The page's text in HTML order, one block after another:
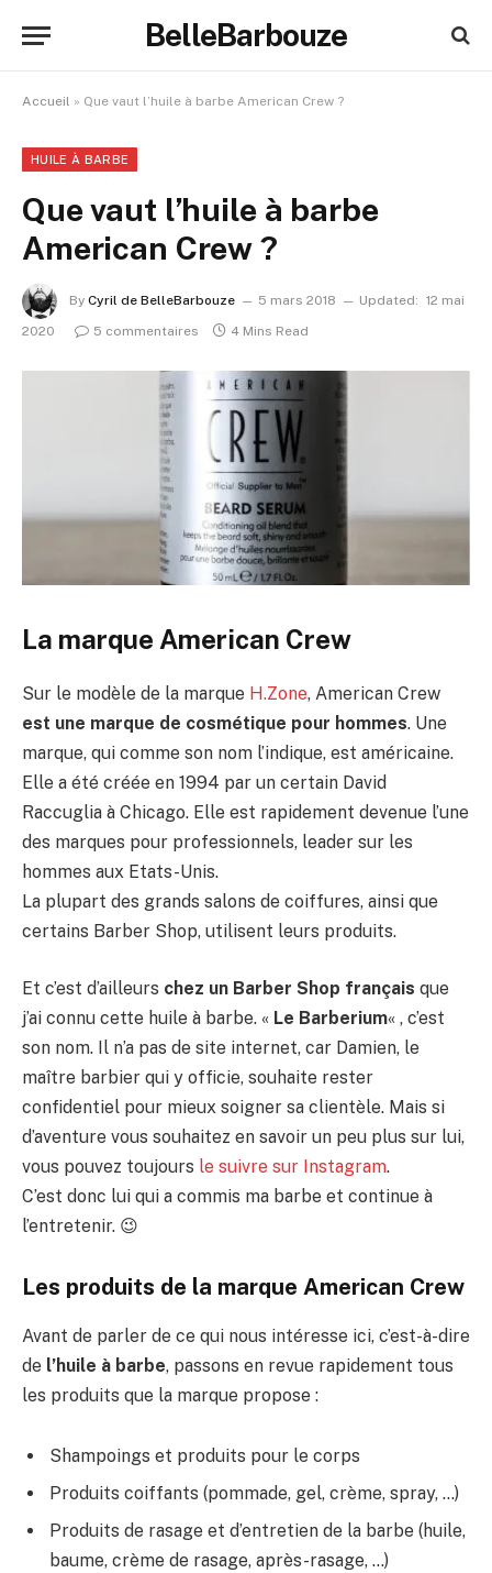
BelleBarbouze
Accueil » Que vaut l’huile à barbe American Crew ?
HUILE À BARBE
Que vaut l’huile à barbe
American Crew ?
By Cyril de BelleBarbouze 5 mars 2018 Updated: 12 mai
2020
5 commentaires 4 Mins Read
La marque American Crew
Sur le modèle de la marque H.Zone, American Crew
est une marque de cosmétique pour hommes. Une
marque, qui comme son nom l’indique, est américaine.
Elle a été créée en 1994 par un certain David
Raccuglia à Chicago. Elle est rapidement devenue l’une
des marques pour professionnels, leader sur les
hommes aux Etats-Unis.
La plupart des grands salons de coiffures, ainsi que
certains Barber Shop, utilisent leurs produits.
Et c’est d’ailleurs chez un Barber Shop français que
j’ai connu cette huile à barbe. « Le Barberium« , c’est
son nom. Il n’a pas de site internet, car Damien, le
maître barbier qui y officie, souhaite rester
confidentiel pour mieux soigner sa clientèle. Mais si
d’aventure vous souhaitez en savoir un peu plus sur lui,
vous pouvez toujours le suivre sur Instagram.
C’est donc lui qui a commis ma barbe et continue à
l’entretenir. 😉
Les produits de la marque American Crew
Avant de parler de ce qui nous intéresse ici, c’est-à-dire
de l’huile à barbe, passons en revue rapidement tous
les produits que la marque propose :
Shampoings et produits pour le corps
Produits coiffants (pommade, gel, crème, spray, …)
Produits de rasage et d’entretien de la barbe (huile,
baume, crème de rasage, après-rasage, …)